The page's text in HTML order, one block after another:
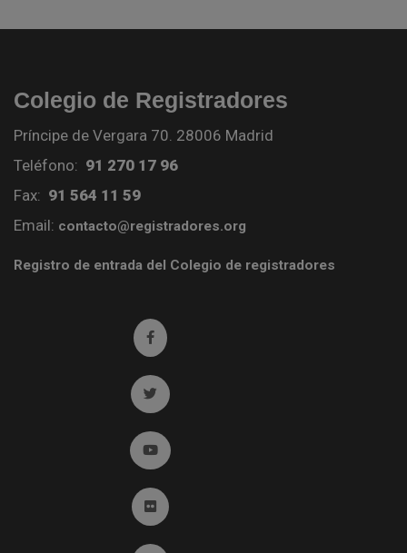
Colegio de Registradores
Príncipe de Vergara 70. 28006 Madrid
Teléfono: 91 270 17 96
Fax: 91 564 11 59
Email: contacto@registradores.org
Registro de entrada del Colegio de registradores
Ir a facebook (abre en ventana nueva)
Ir a twitter (abre en ventana nueva)
Ir a YouTube (abre en ventana nueva)
Ir a Flickr (abre en ventana nueva)